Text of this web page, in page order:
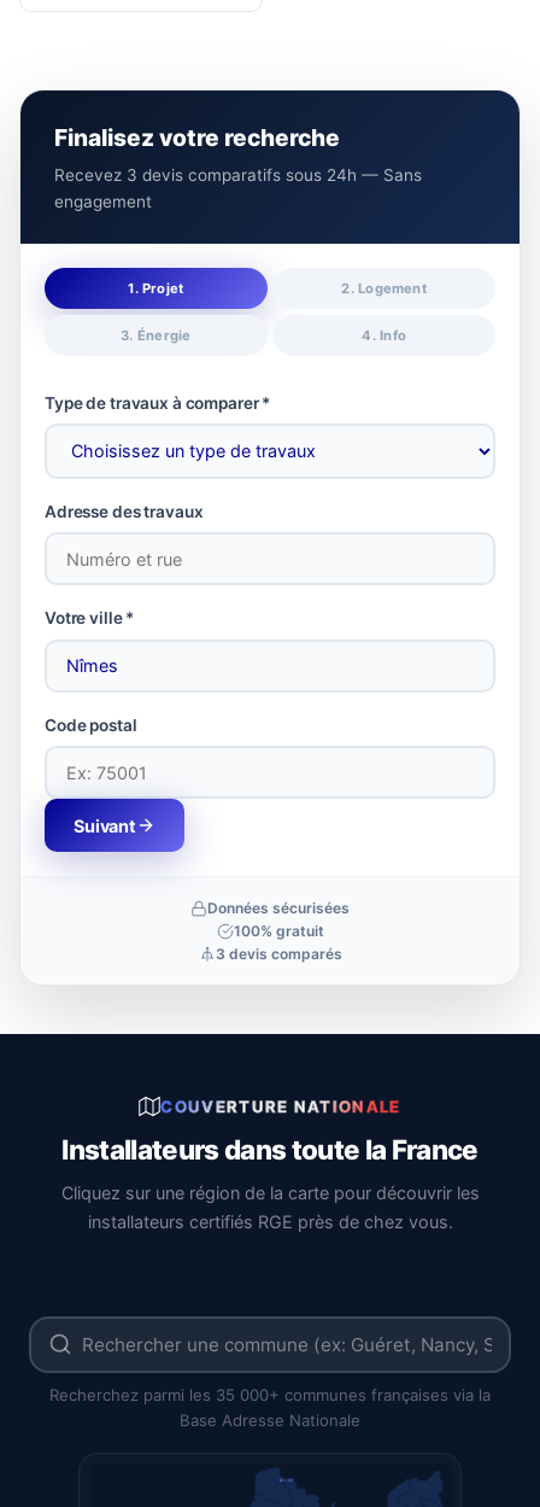
Finalisez votre recherche
Recevez 3 devis comparatifs sous 24h — Sans
engagement
1. Projet 2. Logement
3. Énergie 4. Info
Type de travaux à comparer *
Adresse des travaux
Votre ville *
Code postal
Suivant
Données sécurisées
100% gratuit
3 devis comparés
COUVERTURE NATIONALE
Installateurs dans toute la France
Cliquez sur une région de la carte pour découvrir les
installateurs certifiés RGE près de chez vous.
Recherchez parmi les 35 000+ communes françaises via la
Base Adresse Nationale
Lille